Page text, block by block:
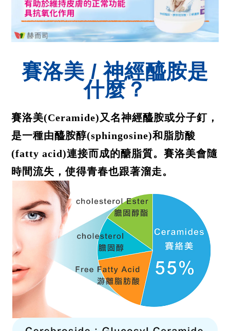
賽洛美 / 神經醯胺是
什麼？
賽洛美(Ceramide)又名神經醯胺或分子釘，
是一種由醯胺醇(sphingosine)和脂肪酸
(fatty acid)連接而成的醣脂質。賽洛美會隨
時間流失，使得青春也跟著溜走。